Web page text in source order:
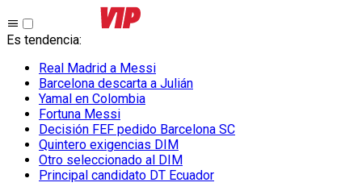
Es tendencia:
Real Madrid a Messi
Barcelona descarta a Julián
Yamal en Colombia
Fortuna Messi
Decisión FEF pedido Barcelona SC
Quintero exigencias DIM
Otro seleccionado al DIM
Principal candidato DT Ecuador